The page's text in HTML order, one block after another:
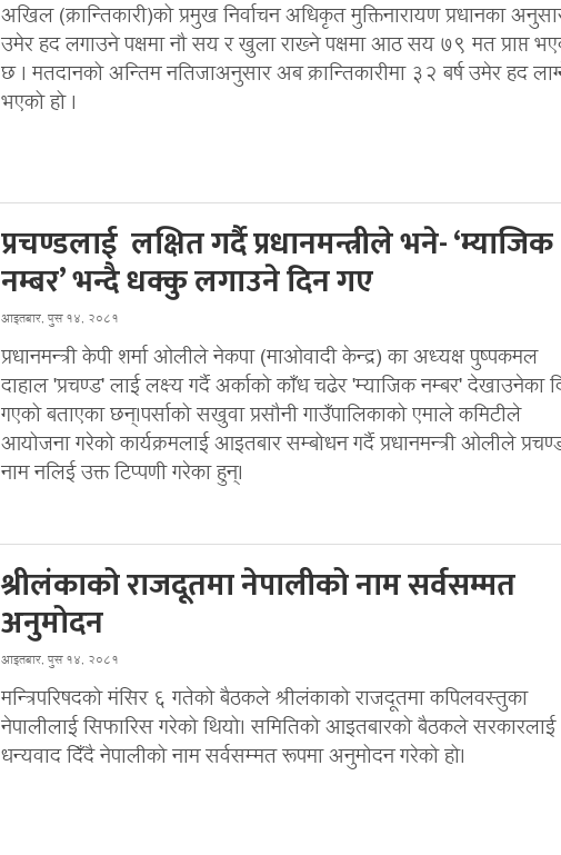
अखिल (क्रान्तिकारी)को प्रमुख निर्वाचन अधिकृत मुक्तिनारायण प्रधानका
उमेर हद लगाउने पक्षमा नौ सय र खुला राख्ने पक्षमा आठ सय ७९ मत प्राप्त
छ । मतदानको अन्तिम नतिजाअनुसार अब क्रान्तिकारीमा ३२ बर्ष उमेर हद
भएको हो ।
प्रचण्डलाई लक्षित गर्दै प्रधानमन्त्रीले भने- ‘म्याजिक
नम्बर’ भन्दै धक्कु लगाउने दिन गए
आइतबार, पुस १४, २०८१
प्रधानमन्त्री केपी शर्मा ओलीले नेकपा (माओवादी केन्द्र) का अध्यक्ष पुष्पकमल
दाहाल 'प्रचण्ड' लाई लक्ष्य गर्दै अर्काको काँध चढेर 'म्याजिक नम्बर' देखाउनेका
गएको बताएका छन्।पर्साको सखुवा प्रसौनी गाउँपालिकाको एमाले कमिटीले
आयोजना गरेको कार्यक्रमलाई आइतबार सम्बोधन गर्दै प्रधानमन्त्री ओलीले
नाम नलिई उक्त टिप्पणी गरेका हुन्।
श्रीलंकाको राजदूतमा नेपालीको नाम सर्वसम्मत
अनुमोदन
आइतबार, पुस १४, २०८१
मन्त्रिपरिषदको मंसिर ६ गतेको बैठकले श्रीलंकाको राजदूतमा कपिलवस्तुका
नेपालीलाई सिफारिस गरेको थियो। समितिको आइतबारको बैठकले सरकारलाई
धन्यवाद दिँदै नेपालीको नाम सर्वसम्मत रूपमा अनुमोदन गरेको हो।